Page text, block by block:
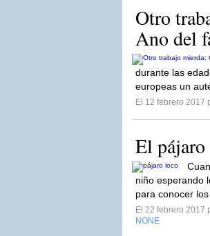
Otro
Ano del
durante las
europeas un
El 12 febrero 2017
El
niño esperando
para conocer
El 22 febrero 2017
NONE